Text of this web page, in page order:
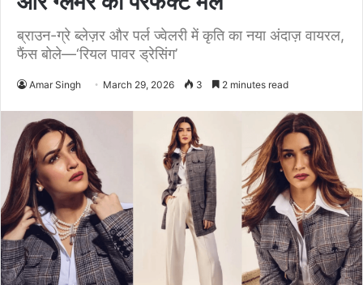
ब्राउन-ग्रे ब्लेज़र और पर्ल ज्वेलरी में कृति का नया अंदाज़ वायरल,
फैंस बोले—‘रियल पावर ड्रेसिंग’
Amar Singh March 29, 2026 3 2 minutes read